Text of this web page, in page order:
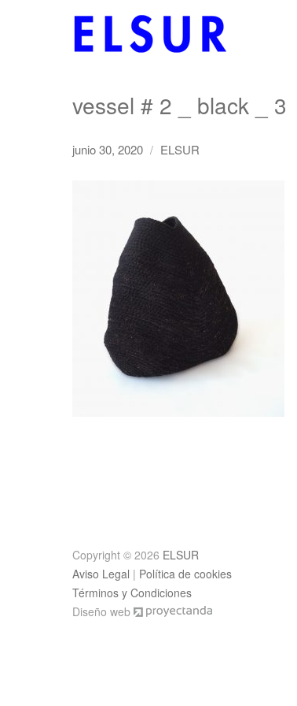
vessel # 2 _ black _ 3
junio 30, 2020 / ELSUR
Copyright © 2026 ELSUR
Aviso Legal | Política de cookies
Términos y Condiciones
Diseño web